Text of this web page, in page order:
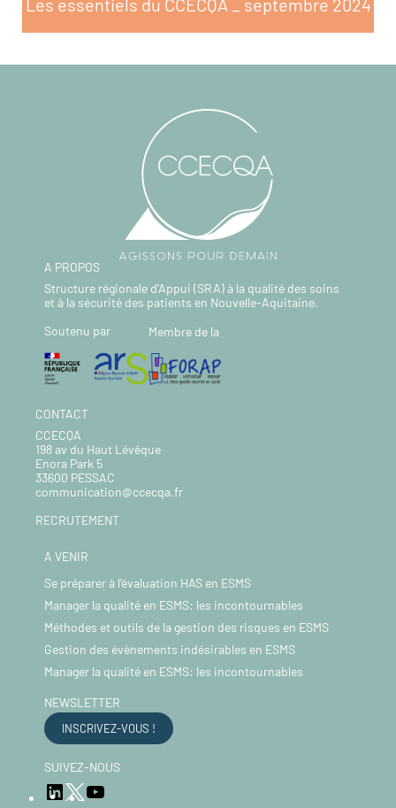
Les essentiels du CCECQA _ septembre 2024
A PROPOS
Structure régionale d’Appui (SRA) à la qualité des soins
et à la sécurité des patients en Nouvelle-Aquitaine.
Soutenu par
Membre de la
CONTACT
CCECQA
198 av du Haut Lévêque
Enora Park 5
33600 PESSAC
communication@ccecqa.fr
RECRUTEMENT
A VENIR
Se préparer à l’évaluation HAS en ESMS
Manager la qualité en ESMS: les incontournables
Méthodes et outils de la gestion des risques en ESMS
Gestion des évènements indésirables en ESMS
Manager la qualité en ESMS: les incontournables
NEWSLETTER
INSCRIVEZ-VOUS !
SUIVEZ-NOUS
LinkedIn
Twitter